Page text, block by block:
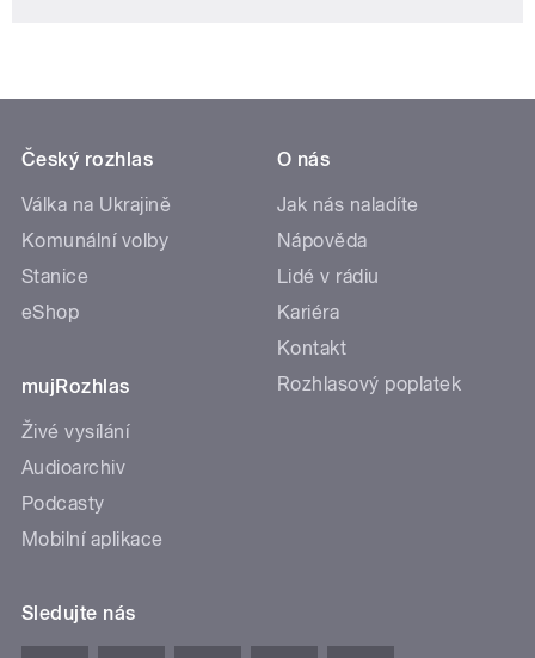
Český rozhlas
Válka na Ukrajině
Komunální volby
Stanice
eShop
mujRozhlas
Živé vysílání
Audioarchiv
Podcasty
Mobilní aplikace
O nás
Jak nás naladíte
Nápověda
Lidé v rádiu
Kariéra
Kontakt
Rozhlasový poplatek
Sledujte nás